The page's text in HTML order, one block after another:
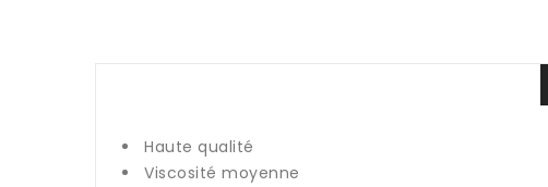
Haute qualité
Viscosité moyenne